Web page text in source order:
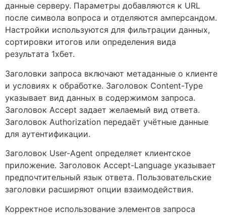
данные серверу. Параметры добавляются к URL
после символа вопроса и отделяются амперсандом.
Настройки используются для фильтрации данных,
сортировки итогов или определения вида
результата 1хбет.
Заголовки запроса включают метаданные о клиенте
и условиях к обработке. Заголовок Content-Type
указывает вид данных в содержимом запроса.
Заголовок Accept задает желаемый вид ответа.
Заголовок Authorization передаёт учётные данные
для аутентификации.
Заголовок User-Agent определяет клиентское
приложение. Заголовок Accept-Language указывает
предпочтительный язык ответа. Пользовательские
заголовки расширяют опции взаимодействия.
Корректное использование элементов запроса